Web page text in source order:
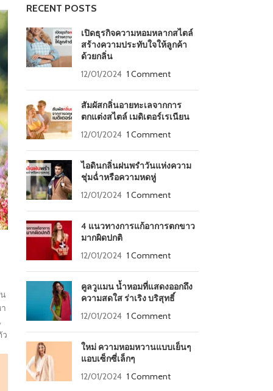
ว
RECENT POSTS
เปิดธุรกิจความหอมหลากสไตล์
สร้างความประทับใจให้ลูกค้า
ด้วยกลิ่น
12/01/2024 1 Comment
สัมผัสกลิ่นอายทะเลจากการ
ตกแต่งสไตล์ เมดิเตอร์เรเนียน
12/01/2024 1 Comment
ไอดินกลิ่นฝนพรำวันแห่งความ
ชุ่มฉ่ำหรือความหดหู่
12/01/2024 1 Comment
4 แนวทางการแก้อาการตกขาว
มากผิดปกติ
12/01/2024 1 Comment
คูลวูแมน น้ำหอมที่แสดงออกถึง
ความสดใส ร่าเริง บริสุทธิ์
12/01/2024 1 Comment
ใหม่ ความหอมหวานแบบเย็นๆ
แอบเซ็กซี่เล็กๆ
12/01/2024 1 Comment